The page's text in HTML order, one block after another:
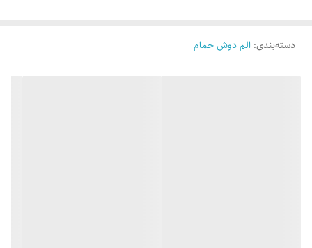
دسته‌بندی: الم دوش حمام